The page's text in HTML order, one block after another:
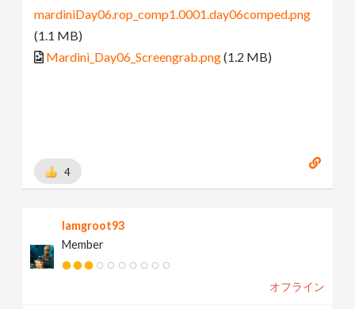
mardiniDay06.rop_comp1.0001.day06comped.png
(1.1 MB)
Mardini_Day06_Screengrab.png(1.2 MB)
4
Iamgroot93
Member
オフライン